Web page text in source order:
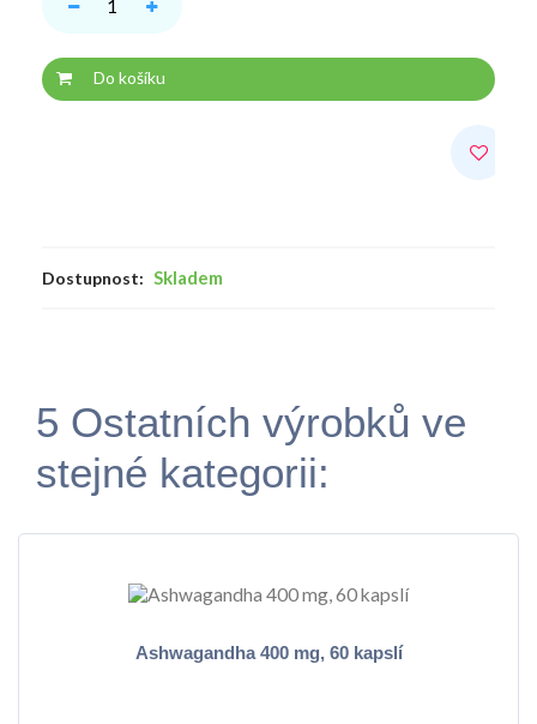
Do košíku
Dostupnost: Skladem
5 Ostatních výrobků ve
stejné kategorii:
Ashwagandha 400 mg, 60 kapslí